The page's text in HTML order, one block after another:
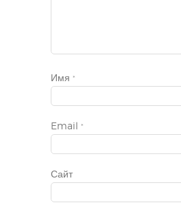
Имя *
Email *
Сайт